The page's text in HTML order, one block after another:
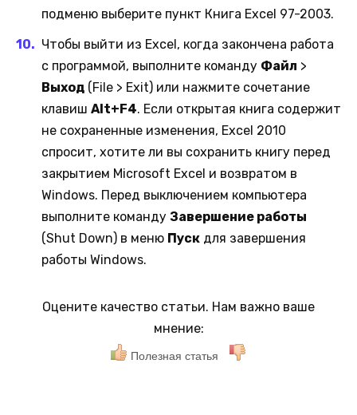
подменю выберите пункт Книга Excel 97-2003.
Чтобы выйти из Excel, когда закончена работа
с программой, выполните команду Файл >
Выход (File > Exit) или нажмите сочетание
клавиш Alt+F4. Если открытая книга содержит
не сохраненные изменения, Excel 2010
спросит, хотите ли вы сохранить книгу перед
закрытием Microsoft Excel и возвратом в
Windows. Перед выключением компьютера
выполните команду Завершение работы
(Shut Down) в меню Пуск для завершения
работы Windows.
Оцените качество статьи. Нам важно ваше
мнение:
Полезная статья